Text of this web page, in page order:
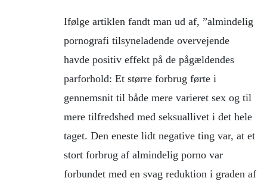
Ifølge artiklen fandt man ud af, ”almindelig
pornografi tilsyneladende overvejende
havde positiv effekt på de pågældendes
parforhold: Et større forbrug førte i
gennemsnit til både mere varieret sex og til
mere tilfredshed med seksuallivet i det hele
taget. Den eneste lidt negative ting var, at et
stort forbrug af almindelig porno var
forbundet med en svag reduktion i graden af